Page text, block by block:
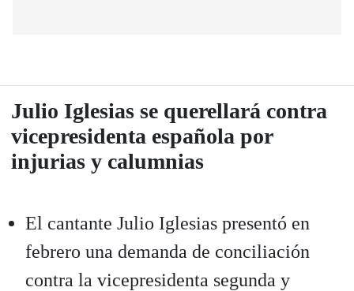
Julio Iglesias se querellará contra
vicepresidenta española por
injurias y calumnias
El cantante Julio Iglesias presentó en
febrero una demanda de conciliación
contra la vicepresidenta segunda y